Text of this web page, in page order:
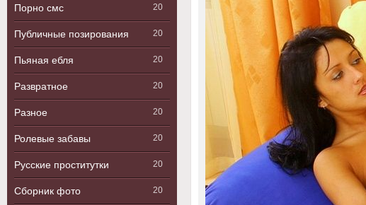
Порно смс 20
Публичные позирования 20
Пьяная ебля 20
Развратное 20
Разное 20
Ролевые забавы 20
Русские проститутки 20
Сборник фото 20